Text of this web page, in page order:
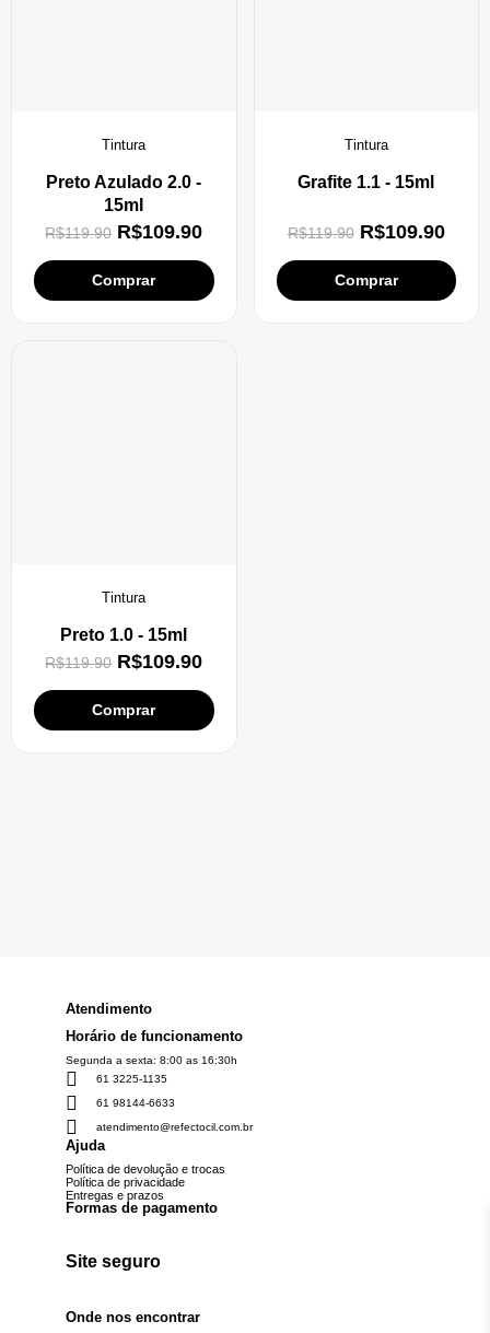
Tintura
Preto Azulado 2.0 -
15ml
R$119.90 R$109.90
Comprar
Tintura
Grafite 1.1 - 15ml
R$119.90 R$109.90
Comprar
Tintura
Preto 1.0 - 15ml
R$119.90 R$109.90
Comprar
Atendimento
Horário de funcionamento
Segunda a sexta: 8:00 as 16:30h
61 3225-1135
61 98144-6633
atendimento@refectocil.com.br
Ajuda
Política de devolução e trocas
Política de privacidade
Entregas e prazos
Formas de pagamento
Site seguro
Onde nos encontrar